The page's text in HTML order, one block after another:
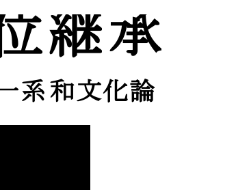
皇統一系和文化論